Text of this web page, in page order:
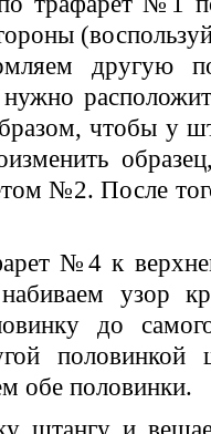
другую
нужно
чтобы у
№2. После
№4 к
узор
до
половинкой
обе половинки.